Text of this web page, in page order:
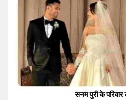
सनम पुरी के परिवार